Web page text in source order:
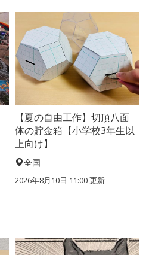
【夏の自由工作】切頂八面
体の貯金箱【小学校3年生以
上向け】
全国
2026年8月10日 11:00更新